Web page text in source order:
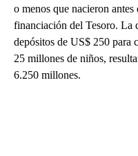
o menos que nacieron
financiación del Tesoro. La
depósitos de US$ 250 para
25 millones de niños,
6.250 millones.